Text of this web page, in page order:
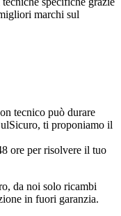
marchi sul
tecnico può durare
ti proponiamo il
ore per risolvere il tuo
da noi solo ricambi
in fuori garanzia.